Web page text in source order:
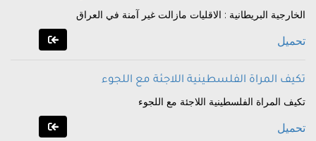
الخارجية البريطانية : الاقليات مازالت غير آمنة في العراق
تحميل
تكيف المراة الفلسطينية اللاجئة مع اللجوء
تكيف المراة الفلسطينية اللاجئة مع اللجوء
تحميل